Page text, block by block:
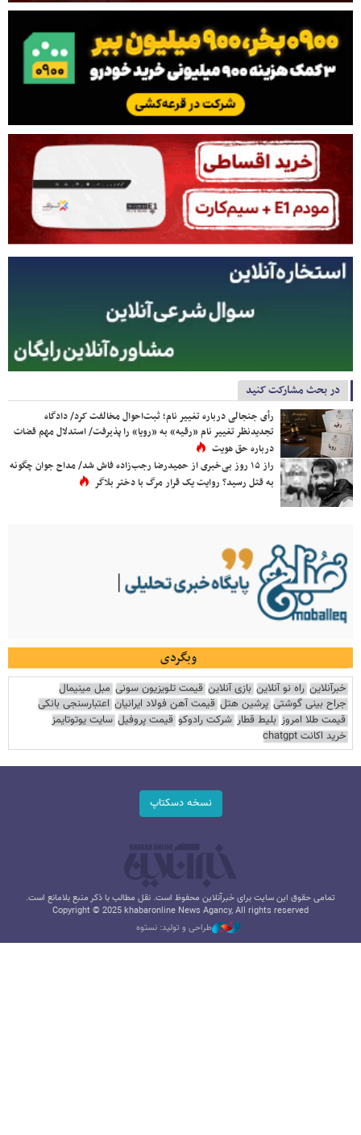
در بحث مشارکت کنید
رأی جنجالی درباره تغییر نام؛ ثبت‌احوال مخالفت کرد/ دادگاه
تجدیدنظر تغییر نام «رقیه» به «رویا» را پذیرفت/ استدلال مهم قضات
درباره حق هویت
راز ۱۵ روز بی‌خبری از حمیدرضا رجب‌زاده فاش شد/ مداح جوان چگونه
به قتل رسید؟ روایت یک قرار مرگ با دختر بلاگر
وبگردی
خبرآنلاین راه نو آنلاین بازی آنلاین قیمت تلویزیون سونی مبل مینیمال
جراح بینی گوشتی پرشین هتل قیمت آهن فولاد ایرانیان اعتبارسنجی بانکی
قیمت طلا امروز بلیط قطار شرکت رادوکو قیمت پروفیل سایت یوتوتایمز
خرید اکانت chatgpt
نسخه دسکتاپ
تمامی حقوق این سایت برای خبرآنلاین محفوظ است. نقل مطالب با ذکر منبع بلامانع است.
Copyright © 2025 khabaronline News Agancy, All rights reserved
طراحی و تولید: نستوه